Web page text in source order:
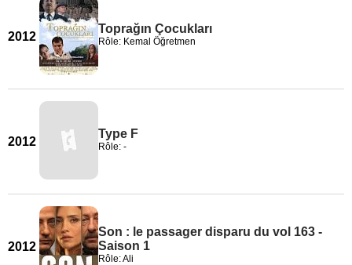
2012
Toprağın Çocukları
Rôle: Kemal Öğretmen
2012
Type F
Rôle: -
2012
Son : le passager disparu du vol 163 -
Saison 1
Rôle: Ali